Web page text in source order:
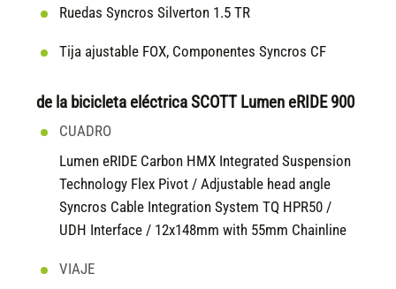
Ruedas Syncros Silverton 1.5 TR
Tija ajustable FOX, Componentes Syncros CF
de la bicicleta eléctrica SCOTT Lumen eRIDE 900
CUADRO
Lumen eRIDE Carbon HMX Integrated Suspension
Technology Flex Pivot / Adjustable head angle
Syncros Cable Integration System TQ HPR50 /
UDH Interface / 12x148mm with 55mm Chainline
VIAJE